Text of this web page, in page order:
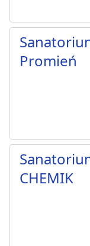
Promień
CHEMIK